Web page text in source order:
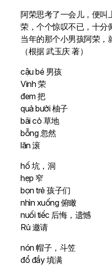
阿荣思考了一会儿，便叫
荣，个个惊叹不已，十分
当年的那个小男孩阿荣，
（根据 武玉庆 著）
cậu bé 男孩
Vinh 荣
đem 把
quả bưởi 柚子
bãi cỏ 草地
bỗng 忽然
lăn 滚
hố 坑，洞
hẹp 窄
bọn trẻ 孩子们
nhìn xuống 俯瞰
nuối tiếc 后悔，遗憾
Rủ 邀请
nón 帽子，斗笠
đổ đầy 填满